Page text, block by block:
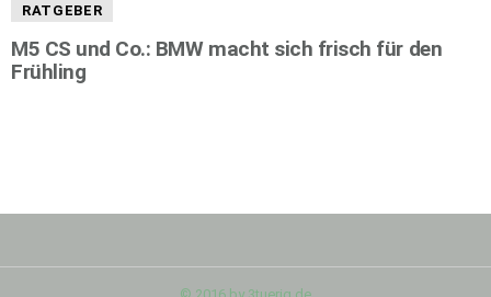
RATGEBER
M5 CS und Co.: BMW macht sich frisch für den
Frühling